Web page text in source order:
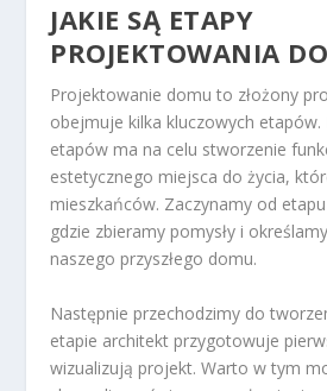
JAKIE SĄ ETAPY
PROJEKTOWANIA
Projektowanie domu to złożony
obejmuje kilka kluczowych etapów.
etapów ma na celu stworzenie
estetycznego miejsca do życia,
mieszkańców. Zaczynamy od
gdzie zbieramy pomysły i
naszego przyszłego domu.
Następnie przechodzimy do
etapie architekt przygotowuje
wizualizują projekt. Warto w tym